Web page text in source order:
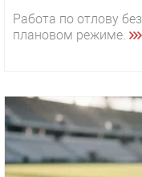
Работа по отлову
плановом режиме.